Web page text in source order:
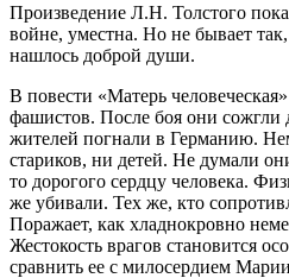
Произведение Л.Н. Толстого
войне, уместна. Но не бывает
нашлось доброй души.
В повести «Матерь
фашистов. После боя они
жителей погнали в Германию.
стариков, ни детей. Не думали
то дорогого сердцу человека.
же убивали. Тех же, кто
Поражает, как хладнокровно
Жестокость врагов становится
сравнить ее с милосердием